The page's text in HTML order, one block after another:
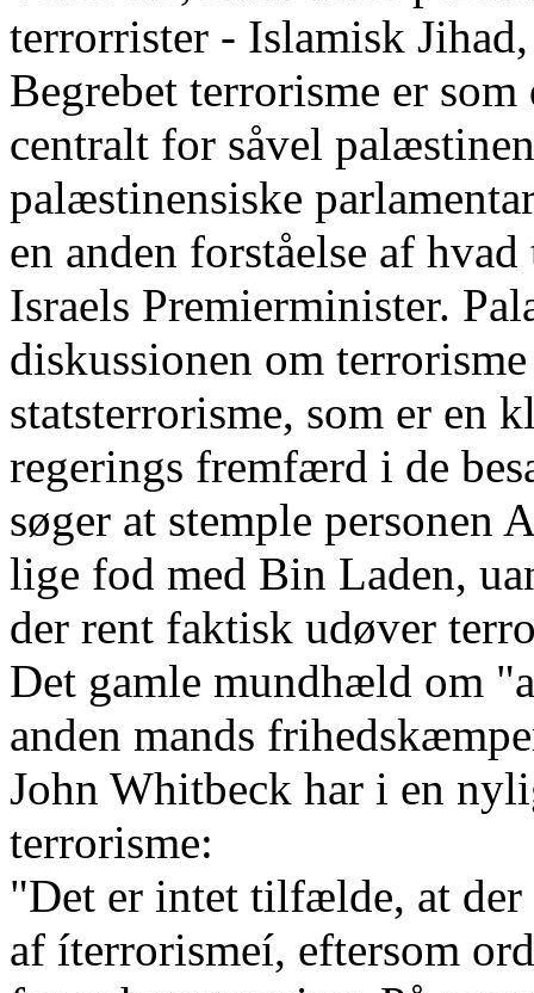
terrorrister - Islamisk
Begrebet terrorisme er
centralt for såvel
palæstinensiske
en anden forståelse af
Israels Premierminister.
diskussionen om
statsterrorisme, som er en
regerings fremfærd i de
søger at stemple personen
lige fod med Bin Laden,
der rent faktisk udøver
Det gamle mundhæld om
anden mands
John Whitbeck har i en
terrorisme:
"Det er intet tilfælde, at
af íterrorismeí, eftersom